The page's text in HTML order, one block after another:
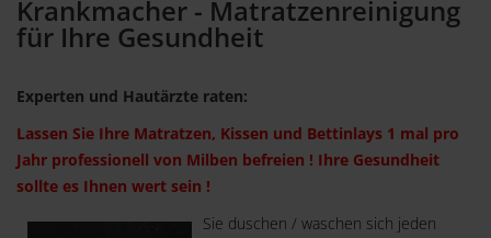
Krankmacher - Matratzenreinigung
für Ihre Gesundheit
Experten und Hautärzte raten:
Lassen Sie Ihre Matratzen, Kissen und Bettinlays 1 mal pro
Jahr professionell von Milben befreien ! Ihre Gesundheit
sollte es Ihnen wert sein !
Sie duschen / waschen sich jeden